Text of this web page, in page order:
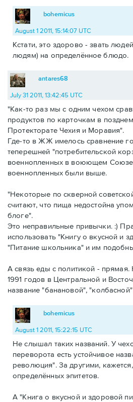
bohemicus
August 1 2011, 15:14:07 UTC
Кстати, это здорово - звать
людям) на определённое блюдо.
antares68
July 31 2011, 13:42:45 UTC
"Как-то раз мы с одним чехом
продуктов по карточкам в
Протекторате Чехия и Моравия".
Где-то в ЖЖ имелось сравнение
теперешней "потребительской
военнопленных в воюющем
военнопленных были выше.
"Некоторые по скверной
считают, что пища недостойна
блоге".
Это неправильные привычки. :)
использовать "Книгу о вкусной и
"Питание школьника" и им
А связь еды с политикой -
1991 годов в Центральной и
название "банановой",
bohemicus
August 1 2011, 15:22:15 UTC
Не слышал таких названий. У
переворота есть устойчивое
революция". За другими,
определённых эпитетов.
А "Книга о вкусной и здоровой